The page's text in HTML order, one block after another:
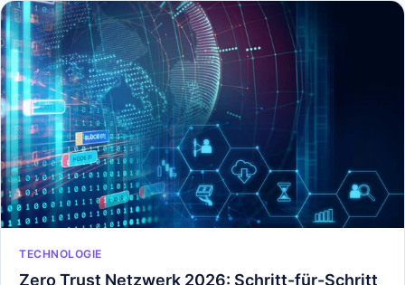
TECHNOLOGIE
Zero Trust Netzwerk 2026: Schritt-für-Schritt